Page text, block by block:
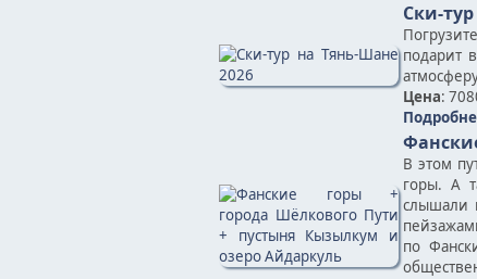
Ски-
подарит
Цена:
В этом
горы. А
слышали
по